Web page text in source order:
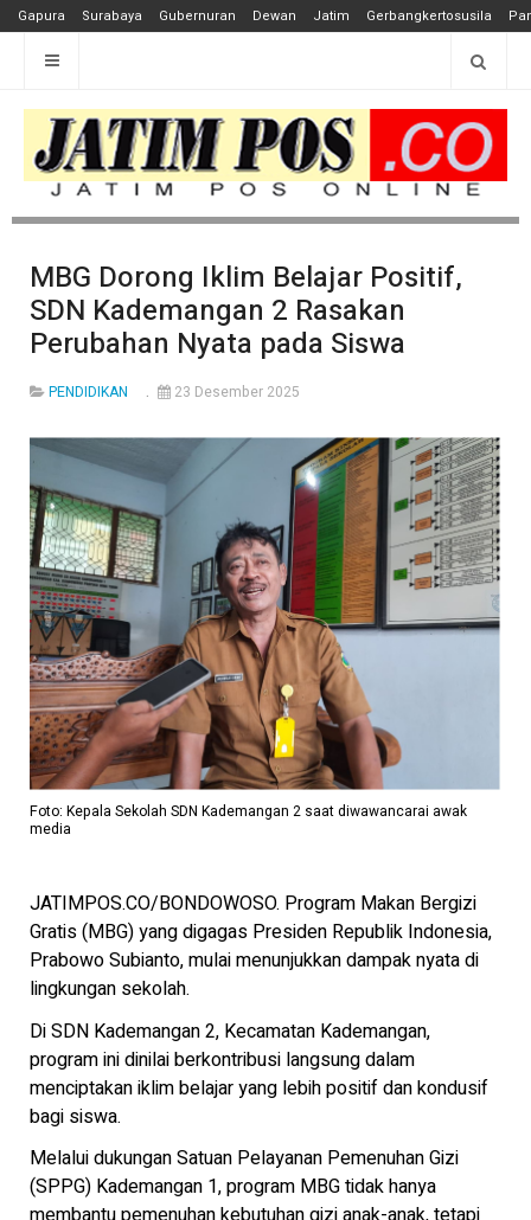
Gapura Surabaya Gubernuran Dewan Jatim Gerbangkertosusila
MBG Dorong Iklim Belajar Positif,
SDN Kademangan 2 Rasakan
Perubahan Nyata pada Siswa
PENDIDIKAN 23 Desember 2025
Foto: Kepala Sekolah SDN Kademangan 2 saat diwawancarai awak
media
JATIMPOS.CO/BONDOWOSO. Program Makan Bergizi
Gratis (MBG) yang digagas Presiden Republik Indonesia,
Prabowo Subianto, mulai menunjukkan dampak nyata di
lingkungan sekolah.
Di SDN Kademangan 2, Kecamatan Kademangan,
program ini dinilai berkontribusi langsung dalam
menciptakan iklim belajar yang lebih positif dan kondusif
bagi siswa.
Melalui dukungan Satuan Pelayanan Pemenuhan Gizi
(SPPG) Kademangan 1, program MBG tidak hanya